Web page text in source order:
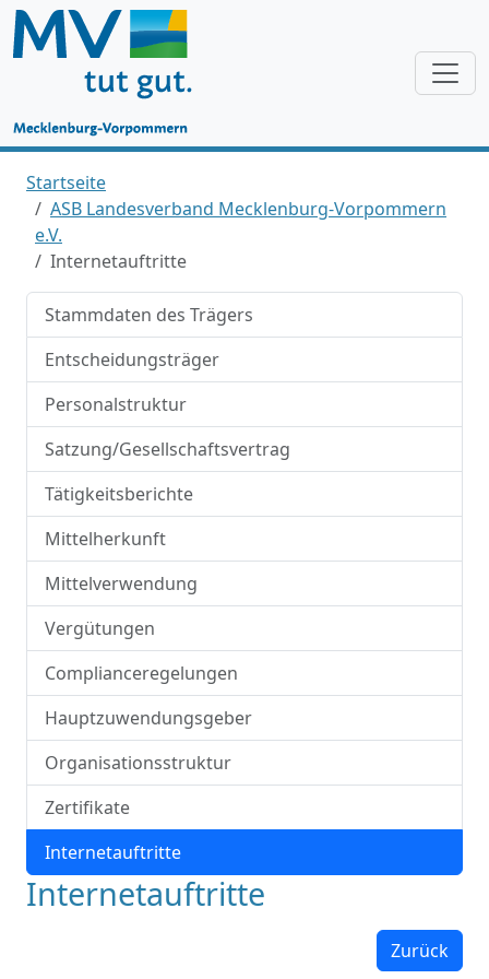
Startseite
ASB Landesverband Mecklenburg-Vorpommern
e.V.
Internetauftritte
Stammdaten des Trägers
Entscheidungsträger
Personalstruktur
Satzung/Gesellschaftsvertrag
Tätigkeitsberichte
Mittelherkunft
Mittelverwendung
Vergütungen
Complianceregelungen
Hauptzuwendungsgeber
Organisationsstruktur
Zertifikate
Internetauftritte
Internetauftritte
Zurück